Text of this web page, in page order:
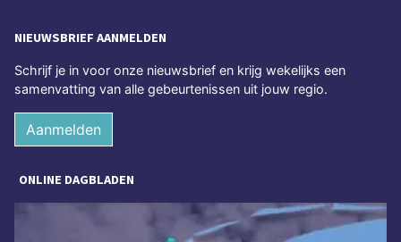
NIEUWSBRIEF AANMELDEN
Schrijf je in voor onze nieuwsbrief en krijg wekelijks een
samenvatting van alle gebeurtenissen uit jouw regio.
Aanmelden
ONLINE DAGBLADEN